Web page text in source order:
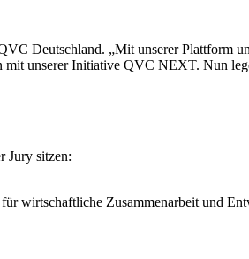
Deutschland. „Mit unserer Plattform
mit unserer Initiative QVC NEXT. Nun
Jury sitzen:
wirtschaftliche Zusammenarbeit und